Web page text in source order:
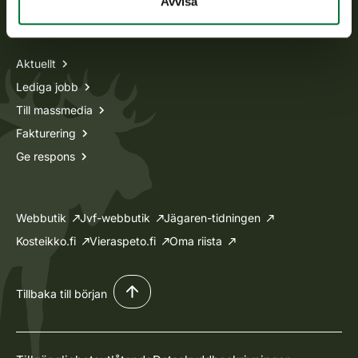
Information om oss
Aktuellt
Lediga jobb
Till massmedia
Fakturering
Ge respons
Webbutik Jvf-webbutik
Jägaren-tidningen
Kosteikko.fi
Vieraspeto.fi Oma riista
Tillbaka till början